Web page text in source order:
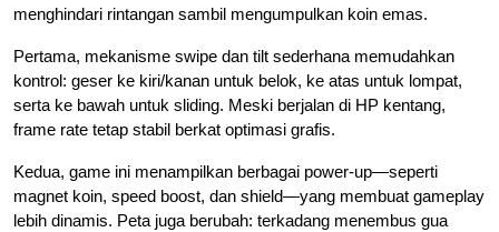
menghindari rintangan sambil mengumpulkan koin emas.
Pertama, mekanisme swipe dan tilt sederhana memudahkan
kontrol: geser ke kiri/kanan untuk belok, ke atas untuk lompat,
serta ke bawah untuk sliding. Meski berjalan di HP kentang,
frame rate tetap stabil berkat optimasi grafis.
Kedua, game ini menampilkan berbagai power-up—seperti
magnet koin, speed boost, dan shield—yang membuat gameplay
lebih dinamis. Peta juga berubah: terkadang menembus gua